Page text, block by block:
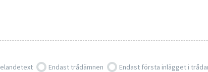
Endast trådämnen Endast första inlägget i